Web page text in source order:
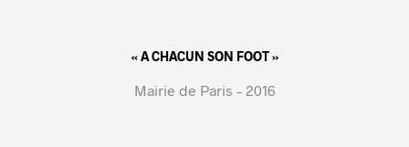
« A CHACUN SON FOOT »
Mairie de Paris – 2016